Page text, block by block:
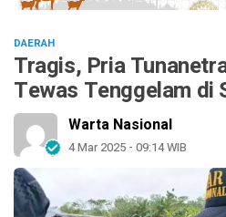
DAERAH
Tragis, Pria
Tewas Tenggelam di
Warta Nasional
4 Mar 2025 - 09:14 WIB